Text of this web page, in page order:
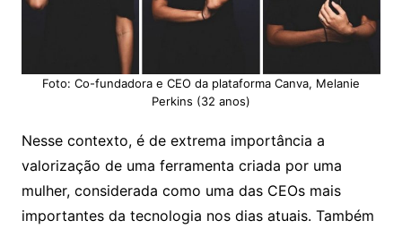
Foto: Co-fundadora e CEO da plataforma Canva, Melanie
Perkins (32 anos)
Nesse contexto, é de extrema importância a
valorização de uma ferramenta criada por uma
mulher, considerada como uma das CEOs mais
importantes da tecnologia nos dias atuais. Também